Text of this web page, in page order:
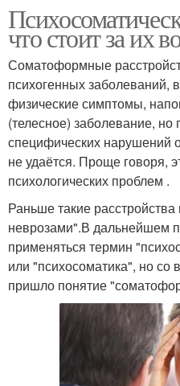
что стоит за их
Соматоформные
психогенных заболеваний,
физические симптомы,
(телесное) заболевание, но
специфических нарушений
не удаётся. Проще говоря,
психологических проблем .
Раньше такие
неврозами".В дальнейшем
применяться термин
или "психосоматика", но
пришло понятие